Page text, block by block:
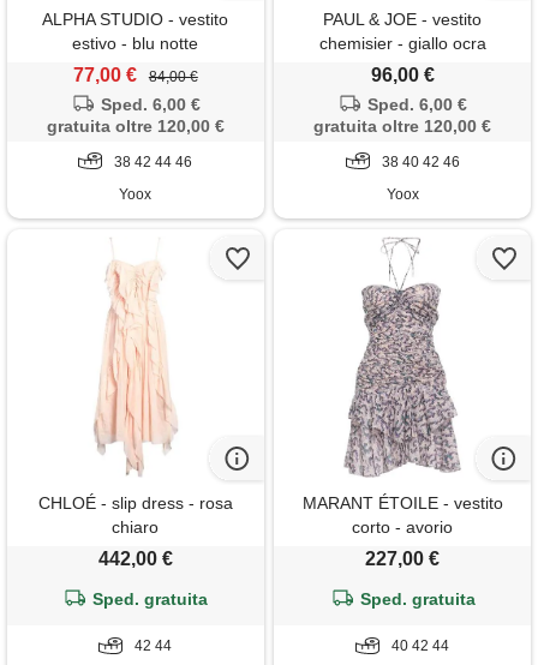
ALPHA STUDIO - vestito
estivo - blu notte
77,00 € 84,00 €
Sped. 6,00 €
gratuita oltre 120,00 €
38 42 44 46
Yoox
PAUL & JOE - vestito
chemisier - giallo ocra
96,00 €
Sped. 6,00 €
gratuita oltre 120,00 €
38 40 42 46
Yoox
CHLOÉ - slip dress - rosa
chiaro
442,00 €
Sped. gratuita
42 44
MARANT ÉTOILE - vestito
corto - avorio
227,00 €
Sped. gratuita
40 42 44